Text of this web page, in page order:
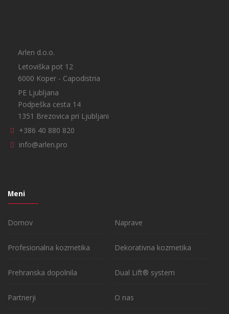
Arlen d.o.o.
Letoviška pot 12
6000 Koper - Capodistria
PE Ljubljana
Podpeška cesta 14
1351 Brezovica pri Ljubljani
+386 40 880 820
info@arlen.pro
Meni
Domov Naprave
Profesionalna kozmetika Dekorativna kozmetika
Prehranska dopolnila Dual Lift® system
Partnerji O nas